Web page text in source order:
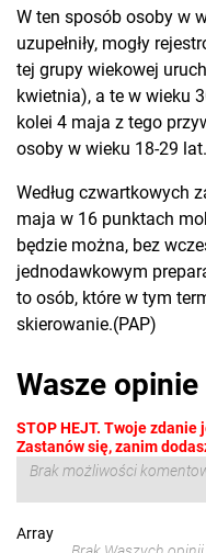
W ten sposób osoby w
uzupełniły, mogły
tej grupy wiekowej
kwietnia), a te w wieku
kolei 4 maja z tego
osoby w wieku 18-29 lat.
Według czwartkowych
maja w 16 punktach
będzie można, bez
jednodawkowym
to osób, które w tym
skierowanie.(PAP)
Wasze opinie
STOP HEJT. Twoje
Zastanów się, zanim
Brak możliwości
Array